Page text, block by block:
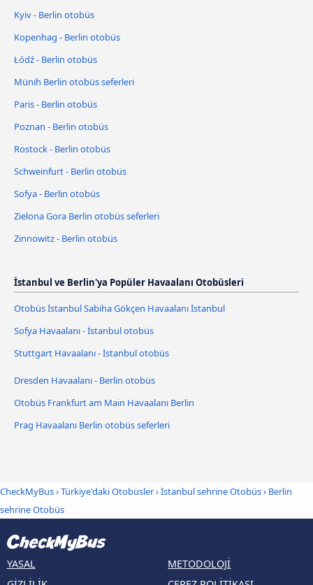
Kyiv - Berlin otobüs
Kopenhag - Berlin otobüs
Łódź - Berlin otobüs
Münih Berlin otobüs seferleri
Paris - Berlin otobüs
Poznan - Berlin otobüs
Rostock - Berlin otobüs
Schweinfurt - Berlin otobüs
Sofya - Berlin otobüs
Zielona Gora Berlin otobüs seferleri
Zinnowitz - Berlin otobüs
İstanbul ve Berlin'ya Popüler Havaalanı Otobüsleri
Otobüs İstanbul Sabiha Gökçen Havaalanı İstanbul
Sofya Havaalanı - İstanbul otobüs
Stuttgart Havaalanı - İstanbul otobüs
Dresden Havaalanı - Berlin otobüs
Otobüs Frankfurt am Main Havaalanı Berlin
Prag Havaalanı Berlin otobüs seferleri
CheckMyBus›Türkiye'daki Otobüsler›İstanbul sehrine Otobüs› Berlin
sehrine Otobüs
YASAL
METODOLOJI